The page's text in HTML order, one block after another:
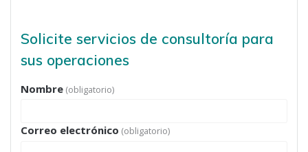
Solicite servicios de consultorí­a para
sus operaciones
Nombre (obligatorio)
Correo electrónico (obligatorio)